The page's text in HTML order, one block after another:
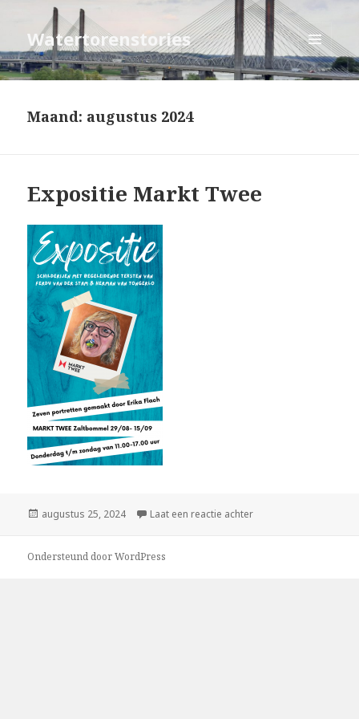
Watertorenstories
MENU
EN
Maand: augustus 2024
Expositie Markt Twee
Geplaatst
augustus 25, 2024 Laat een reactie achter
Ondersteund door WordPress